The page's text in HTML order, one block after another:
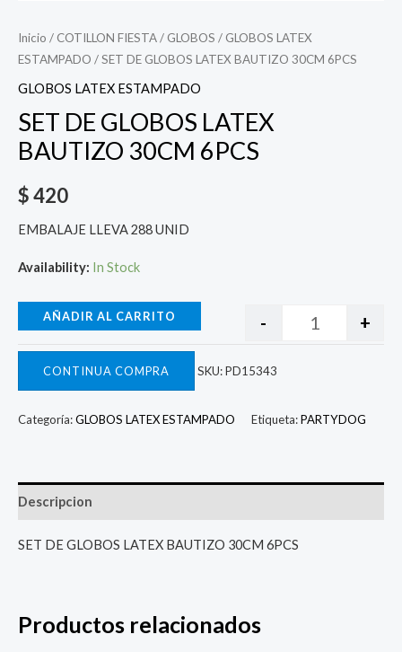
Inicio / COTILLON FIESTA/ GLOBOS / GLOBOS LATEX
ESTAMPADO / SET DE GLOBOS LATEX BAUTIZO 30CM 6PCS
GLOBOS LATEX ESTAMPADO
SET DE GLOBOS LATEX
BAUTIZO 30CM 6PCS
$420
EMBALAJE LLEVA 288 UNID
Availability: In Stock
- +
AÑADIR AL CARRITO
CONTINUA COMPRA SKU:PD15343
Categoría:GLOBOS LATEX ESTAMPADO Etiqueta:PARTYDOG
Descripcion
SET DE GLOBOS LATEX BAUTIZO 30CM 6PCS
Productos relacionados